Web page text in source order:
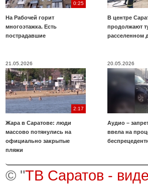
0:25
На Рабочей горит
многоэтажка. Есть
пострадавшие
В центре
продолжают
расселенном
21.05.2026
2:17
Жара в Саратове: люди
массово потянулись на
официально закрытые
пляжи
20.05.2026
Аудио –
ввела на
© "ТВ Саратов -